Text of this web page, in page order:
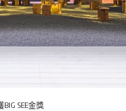
SEE金獎